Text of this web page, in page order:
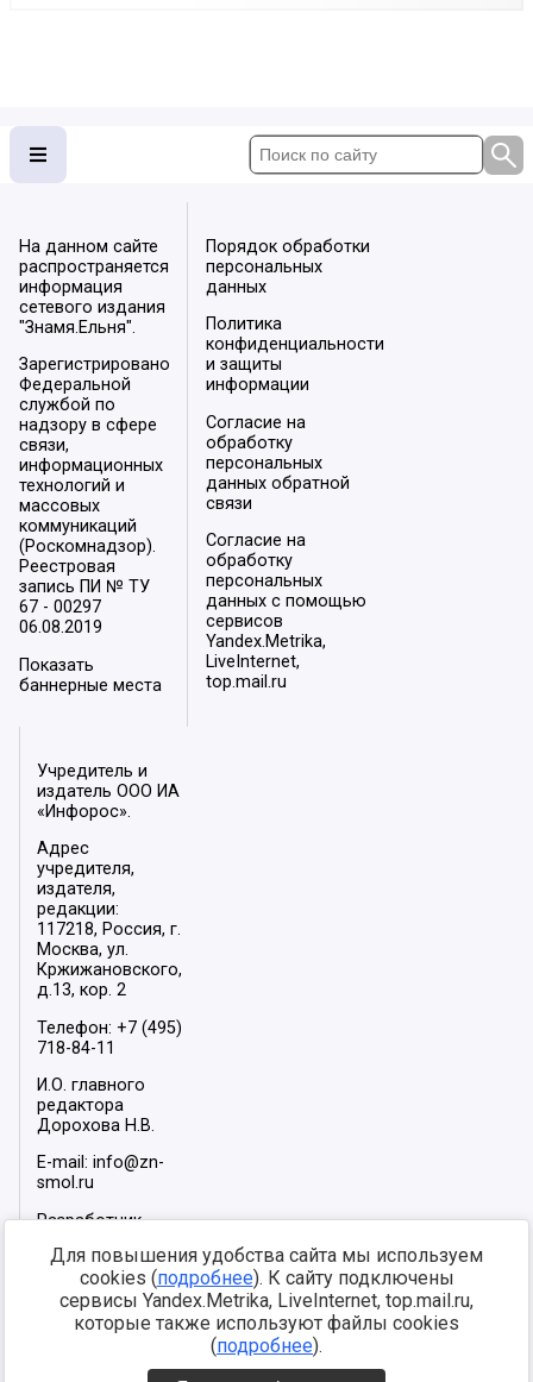
На данном сайте
распространяется
информация
сетевого издания
"Знамя.Ельня".
Зарегистрировано
Федеральной
службой по
надзору в сфере
связи,
информационных
технологий и
массовых
коммуникаций
(Роскомнадзор).
Реестровая
запись ПИ № ТУ
67 - 00297
06.08.2019
Показать
баннерные места
Порядок обработки
персональных
данных
Политика
конфиденциальности
и защиты
информации
Согласие на
обработку
персональных
данных обратной
связи
Согласие на
обработку
персональных
данных с помощью
сервисов
Yandex.Metrika,
LiveInternet,
top.mail.ru
Учредитель и
издатель ООО ИА
«Инфорос».
Адрес
учредителя,
издателя,
редакции:
117218, Россия, г.
Москва, ул.
Кржижановского,
д.13, кор. 2
Телефон: +7 (495)
718-84-11
И.О. главного
редактора
Дорохова Н.В.
E-mail: info@zn-
smol.ru
Разработчик
2026
Мы в социальных
сетях:
Для повышения удобства сайта мы используем
cookies (подробнее). К сайту подключены
сервисы Yandex.Metrika, LiveInternet, top.mail.ru,
которые также используют файлы cookies
(подробнее).